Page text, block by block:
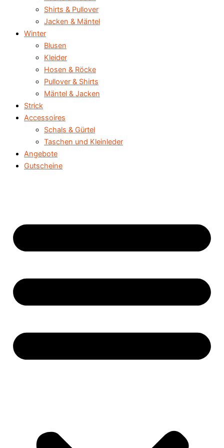
Shirts & Pullover
Jacken & Mäntel
Winter
Blusen
Kleider
Hosen & Röcke
Pullover & Shirts
Mäntel & Jacken
Strick
Accessoires
Schals & Gürtel
Taschen und Kleinleder
Angebote
Gutscheine